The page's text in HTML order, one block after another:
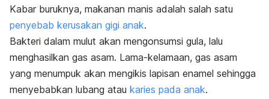
Kabar buruknya, makanan manis adalah salah satu
penyebab kerusakan gigi anak.
Bakteri dalam mulut akan mengonsumsi gula, lalu
menghasilkan gas asam. Lama-kelamaan, gas asam
yang menumpuk akan mengikis lapisan enamel sehingga
menyebabkan lubang atau karies pada anak.